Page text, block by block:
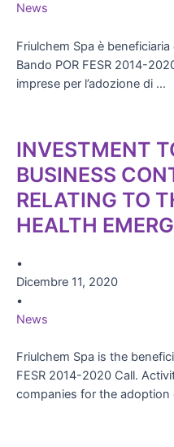
News
Friulchem Spa è
Bando POR FESR 2014-
imprese per l’adozione di …
INVESTMENT
BUSINESS
RELATING TO
HEALTH
•
Dicembre 11, 2020
•
News
Friulchem Spa is the
FESR 2014-2020 Call.
companies for the